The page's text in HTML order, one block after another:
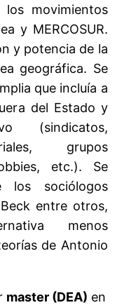
movimientos
y MERCOSUR.
y potencia de la
geográfica. Se
que incluía a
del Estado y
(sindicatos,
grupos
etc.). Se
los sociólogos
entre otros,
menos
de Antonio
master (DEA) en